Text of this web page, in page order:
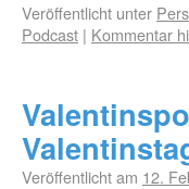
Veröffentlicht unter
Podcast | Kommentar
Veröffentlicht am 12.